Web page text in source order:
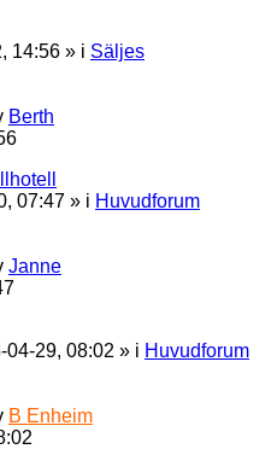
14:56 » i Säljes
Berth
07:47 » i Huvudforum
Janne
04-29, 08:02 » i Huvudforum
B Enheim